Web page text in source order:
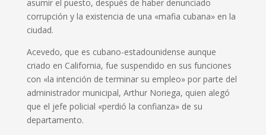
asumir el puesto, después de haber denunciado
corrupción y la existencia de una «mafia cubana» en la
ciudad.
Acevedo, que es cubano-estadounidense aunque
criado en California, fue suspendido en sus funciones
con «la intención de terminar su empleo» por parte del
administrador municipal, Arthur Noriega, quien alegó
que el jefe policial «perdió la confianza» de su
departamento.